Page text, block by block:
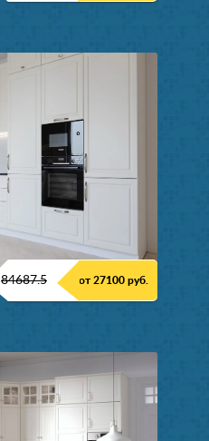
84687.5 от 27100 руб.